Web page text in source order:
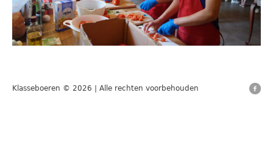
Klasseboeren © 2026 | Alle rechten voorbehouden